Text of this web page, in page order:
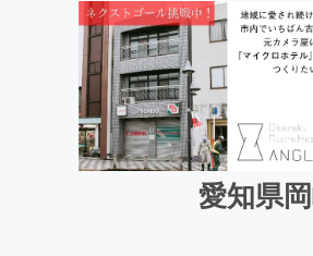
愛知県